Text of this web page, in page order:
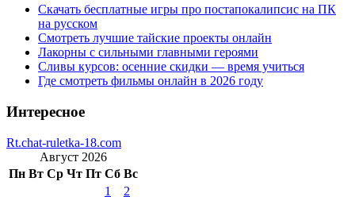
Скачать бесплатные игры про постапокалипсис на ПК
на русском
Смотреть лучшие тайские проекты онлайн
Лакорны с сильными главными героями
Сливы курсов: осенние скидки — время учиться
Где смотреть фильмы онлайн в 2026 году
Интересное
Rt.chat-ruletka-18.com
Август 2026
Пн Вт Ср Чт Пт Сб Вс
1
2